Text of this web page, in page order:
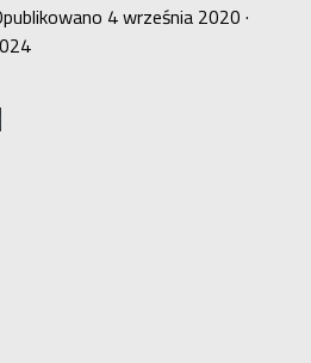
4 września 2020 ·